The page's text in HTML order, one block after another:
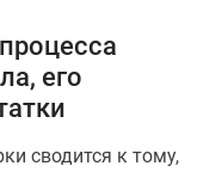
его
сводится к тому,